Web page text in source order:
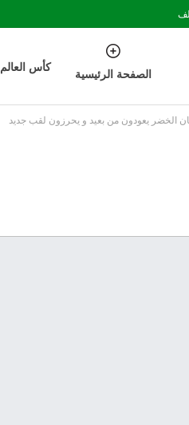
الصفحة الرئيسية كأس العالم 2022 قطر
الخضر يعودون من بعيد و يحرزون لقب جديد